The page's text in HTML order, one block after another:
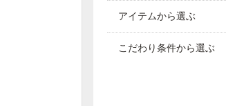
アイテムから選ぶ
こだわり条件から選ぶ